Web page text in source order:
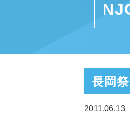
長岡
2011.06.13